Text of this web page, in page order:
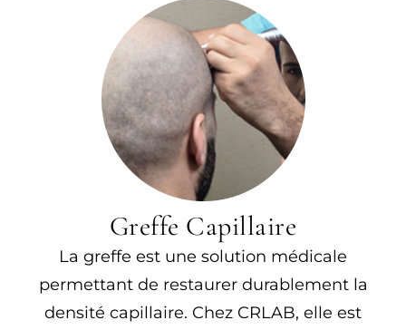
Greffe Capillaire
La greffe est une solution médicale
permettant de restaurer durablement la
densité capillaire. Chez CRLAB, elle est